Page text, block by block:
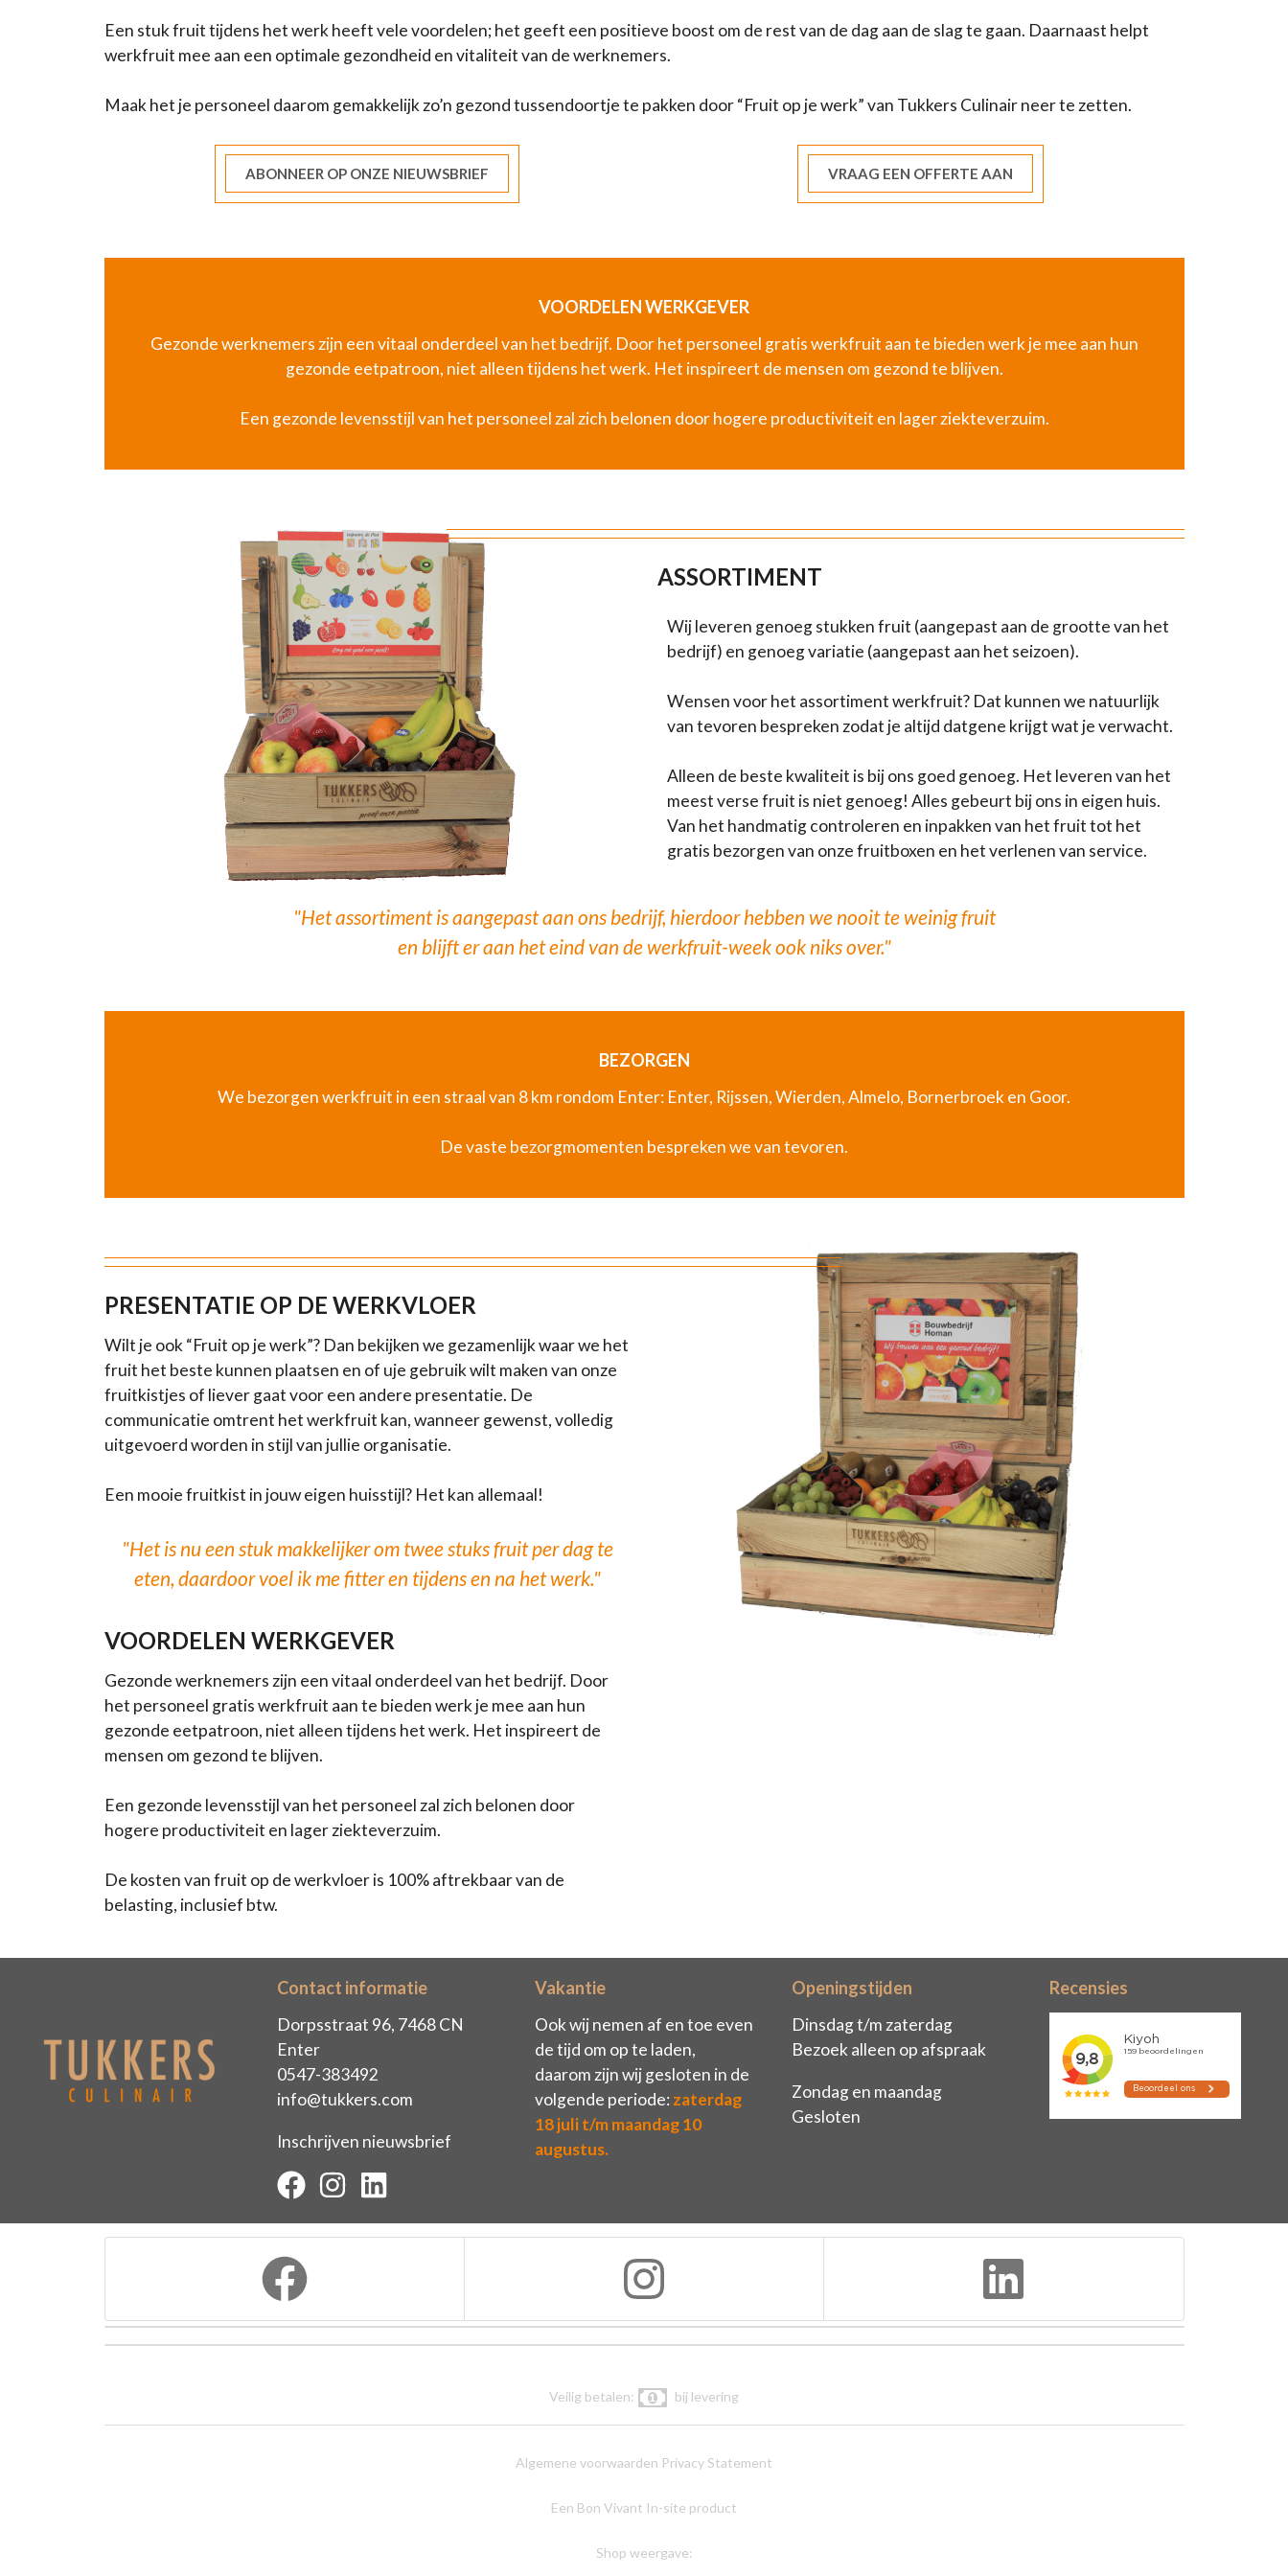
Een stuk fruit tijdens het werk heeft vele voordelen; het geeft een positieve boost om de rest van de dag aan de slag te gaan. Daarnaast helpt
werkfruit mee aan een optimale gezondheid en vitaliteit van de werknemers.
Maak het je personeel daarom gemakkelijk zo’n gezond tussendoortje te pakken door “Fruit op je werk” van Tukkers Culinair neer te zetten.
ABONNEER OP ONZE NIEUWSBRIEF VRAAG EEN OFFERTE AAN
VOORDELEN WERKGEVER
Gezonde werknemers zijn een vitaal onderdeel van het bedrijf. Door het personeel gratis werkfruit aan te bieden werk je mee aan hun
gezonde eetpatroon, niet alleen tijdens het werk. Het inspireert de mensen om gezond te blijven.
Een gezonde levensstijl van het personeel zal zich belonen door hogere productiviteit en lager ziekteverzuim.
ASSORTIMENT
Wij leveren genoeg stukken fruit (aangepast aan de grootte van het
bedrijf) en genoeg variatie (aangepast aan het seizoen).
Wensen voor het assortiment werkfruit? Dat kunnen we natuurlijk
van tevoren bespreken zodat je altijd datgene krijgt wat je verwacht.
Alleen de beste kwaliteit is bij ons goed genoeg. Het leveren van het
meest verse fruit is niet genoeg! Alles gebeurt bij ons in eigen huis.
Van het handmatig controleren en inpakken van het fruit tot het
gratis bezorgen van onze fruitboxen en het verlenen van service.
"Het assortiment is aangepast aan ons bedrijf, hierdoor hebben we nooit te weinig fruit
en blijft er aan het eind van de werkfruit-week ook niks over."
BEZORGEN
We bezorgen werkfruit in een straal van 8 km rondom Enter: Enter, Rijssen, Wierden, Almelo, Bornerbroek en Goor.
De vaste bezorgmomenten bespreken we van tevoren.
PRESENTATIE OP DE WERKVLOER
Wilt je ook “Fruit op je werk”? Dan bekijken we gezamenlijk waar we het
fruit het beste kunnen plaatsen en of uje gebruik wilt maken van onze
fruitkistjes of liever gaat voor een andere presentatie. De
communicatie omtrent het werkfruit kan, wanneer gewenst, volledig
uitgevoerd worden in stijl van jullie organisatie.
Een mooie fruitkist in jouw eigen huisstijl? Het kan allemaal!
"Het is nu een stuk makkelijker om twee stuks fruit per dag te
eten, daardoor voel ik me fitter en tijdens en na het werk."
VOORDELEN WERKGEVER
Gezonde werknemers zijn een vitaal onderdeel van het bedrijf. Door
het personeel gratis werkfruit aan te bieden werk je mee aan hun
gezonde eetpatroon, niet alleen tijdens het werk. Het inspireert de
mensen om gezond te blijven.
Een gezonde levensstijl van het personeel zal zich belonen door
hogere productiviteit en lager ziekteverzuim.
De kosten van fruit op de werkvloer is 100% aftrekbaar van de
belasting, inclusief btw.
Contact informatie
Dorpsstraat 96, 7468 CN
Enter
0547-383492
info@tukkers.com
Inschrijven nieuwsbrief
Vakantie
Ook wij nemen af en toe even
de tijd om op te laden,
daarom zijn wij gesloten in de
volgende periode:zaterdag
18 juli t/m maandag 10
augustus.
Openingstijden
Dinsdag t/m zaterdag
Bezoek alleen op afspraak
Zondag en maandag
Gesloten
Recensies
Veilig betalen: bij levering
Algemene voorwaarden Privacy Statement
Een Bon Vivant In-site product
Shop weergave: